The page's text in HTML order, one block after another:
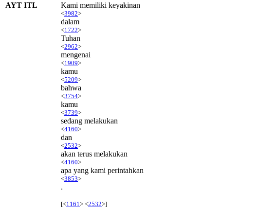
AYT ITL
Kami memiliki keyakinan
<3982>
dalam
<1722>
Tuhan
<2962>
mengenai
<1909>
kamu
<5209>
bahwa
<3754>
kamu
<3739>
sedang melakukan
<4160>
dan
<2532>
akan terus melakukan
<4160>
apa yang kami perintahkan
<3853>
.
[<1161 > <2532>]